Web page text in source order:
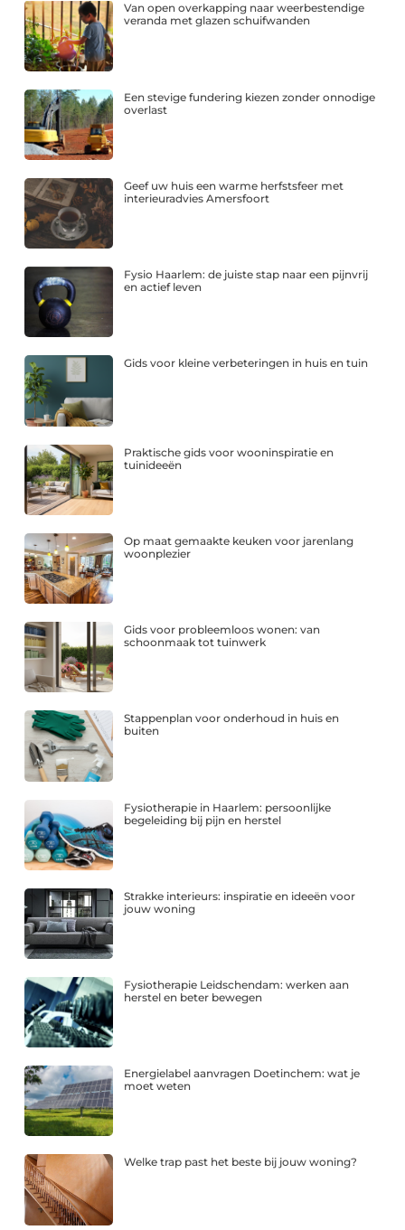
Van open overkapping naar weerbestendige
veranda met glazen schuifwanden
Een stevige fundering kiezen zonder onnodige
overlast
Geef uw huis een warme herfstsfeer met
interieuradvies Amersfoort
Fysio Haarlem: de juiste stap naar een pijnvrij
en actief leven
Gids voor kleine verbeteringen in huis en tuin
Praktische gids voor wooninspiratie en
tuinideeën
Op maat gemaakte keuken voor jarenlang
woonplezier
Gids voor probleemloos wonen: van
schoonmaak tot tuinwerk
Stappenplan voor onderhoud in huis en
buiten
Fysiotherapie in Haarlem: persoonlijke
begeleiding bij pijn en herstel
Strakke interieurs: inspiratie en ideeën voor
jouw woning
Fysiotherapie Leidschendam: werken aan
herstel en beter bewegen
Energielabel aanvragen Doetinchem: wat je
moet weten
Welke trap past het beste bij jouw woning?